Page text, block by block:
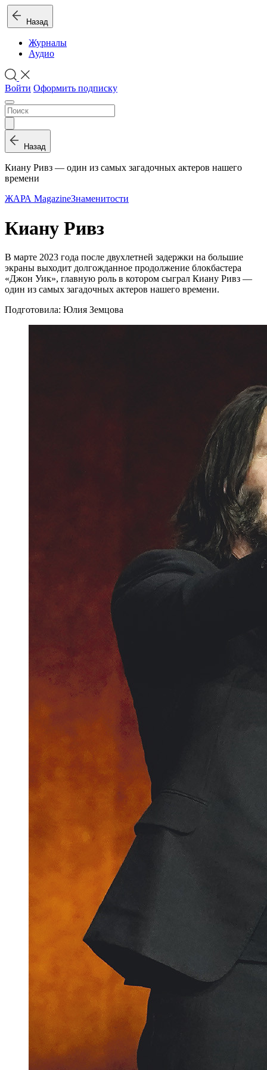
Назад
Журналы
Аудио
Войти Оформить подписку
Назад
Киану Ривз — один из самых загадочных актеров нашего
времени
ЖАРА MagazineЗнаменитости
Киану Ривз
В марте 2023 года после двухлетней задержки на большие
экраны выходит долгожданное продолжение блокбастера
«Джон Уик», главную роль в котором сыграл Киану Ривз —
один из самых загадочных актеров нашего времени.
Подготовила: Юлия Земцова